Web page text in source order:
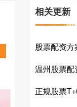
相关更新
股票配资
温州股票
正规股票